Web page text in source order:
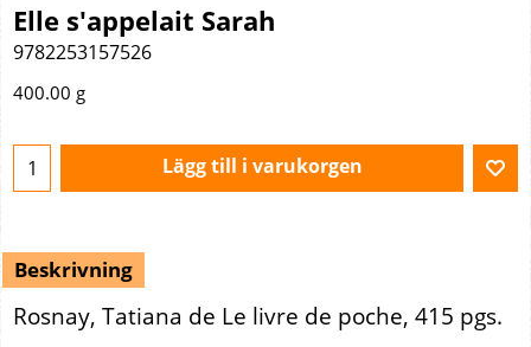
Elle s'appelait Sarah
9782253157526
400.00 g
Lägg till i varukorgen
Beskrivning
Rosnay, Tatiana de Le livre de poche, 415 pgs.